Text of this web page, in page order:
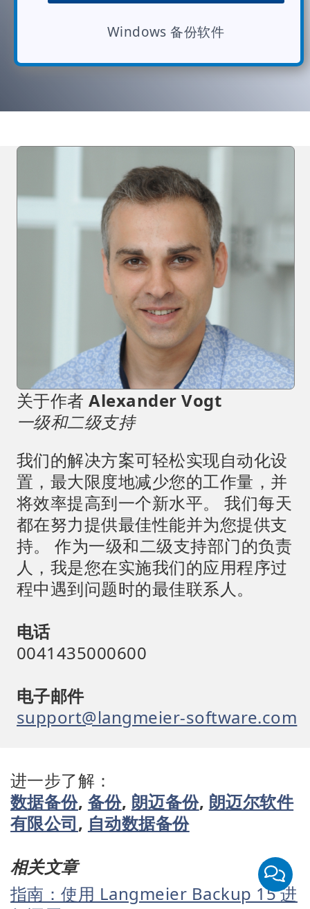
Windows 备份软件
关于作者Alexander Vogt
一级和二级支持
我们的解决方案可轻松实现自动化设
置，最大限度地减少您的工作量，并
将效率提高到一个新水平。 我们每天
都在努力提供最佳性能并为您提供支
持。 作为一级和二级支持部门的负责
人，我是您在实施我们的应用程序过
程中遇到问题时的最佳联系人。
电话
0041435000600
电子邮件
support@langmeier-software.com
进一步了解：
数据备份, 备份, 朗迈备份, 朗迈尔软件
有限公司, 自动数据备份
相关文章
指南：使用 Langmeier Backup 15 进